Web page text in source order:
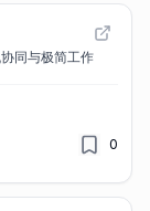
同与极简工作
0